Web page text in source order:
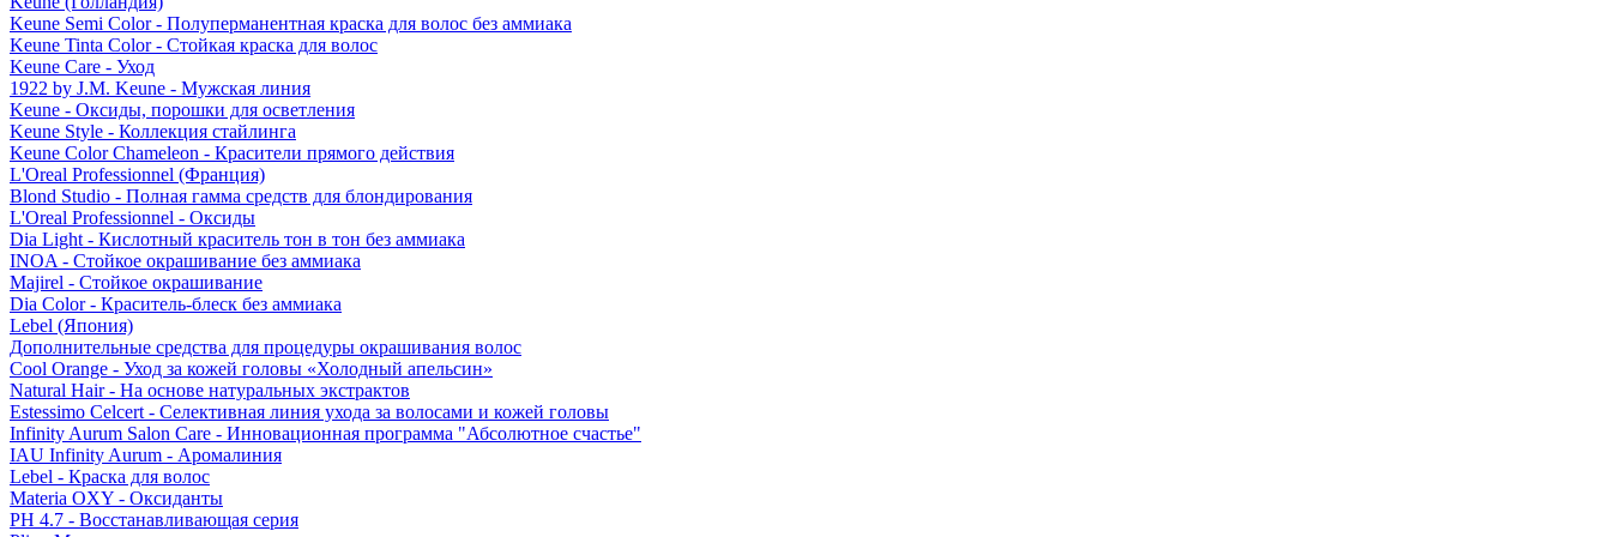
Keune Semi Color - Полуперманентная краска для волос без аммиака
Keune Tinta Color - Стойкая краска для волос
Keune Care - Уход
1922 by J.M. Keune - Мужская линия
Keune - Оксиды, порошки для осветления
Keune Style - Коллекция стайлинга
Keune Color Chameleon - Красители прямого действия
L'Oreal Professionnel (Франция)
Blond Studio - Полная гамма средств для блондирования
L'Oreal Professionnel - Оксиды
Dia Light - Кислотный краситель тон в тон без аммиака
INOA - Стойкое окрашивание без аммиака
Majirel - Стойкое окрашивание
Dia Color - Краситель-блеск без аммиака
Lebel (Япония)
Дополнительные средства для процедуры окрашивания волос
Cool Orange - Уход за кожей головы «Холодный апельсин»
Natural Hair - На основе натуральных экстрактов
Estessimo Celcert - Селективная линия ухода за волосами и кожей головы
Infinity Aurum Salon Care - Инновационная программа "Абсолютное счастье"
IAU Infinity Aurum - Аромалиния
Lebel - Краска для волос
Materia OXY - Оксиданты
PH 4.7 - Восстанавливающая серия